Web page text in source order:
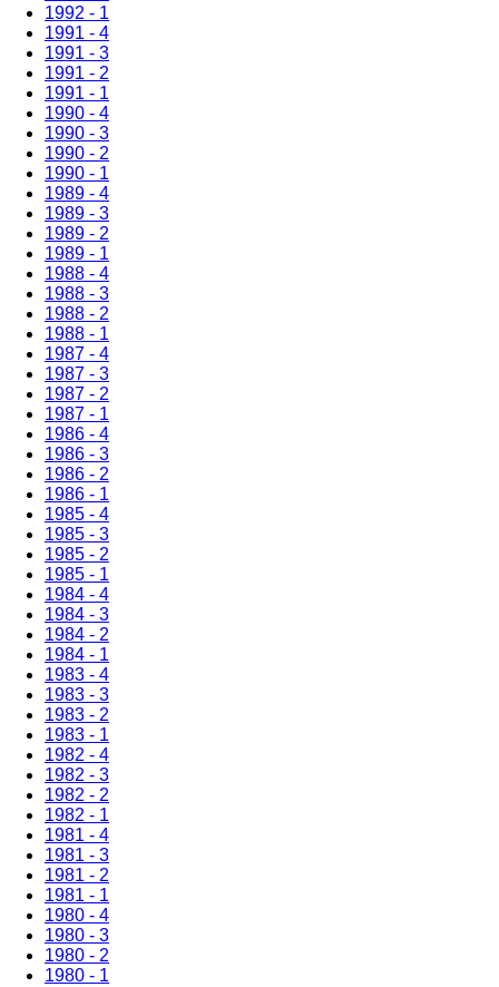
1992 - 1
1991 - 4
1991 - 3
1991 - 2
1991 - 1
1990 - 4
1990 - 3
1990 - 2
1990 - 1
1989 - 4
1989 - 3
1989 - 2
1989 - 1
1988 - 4
1988 - 3
1988 - 2
1988 - 1
1987 - 4
1987 - 3
1987 - 2
1987 - 1
1986 - 4
1986 - 3
1986 - 2
1986 - 1
1985 - 4
1985 - 3
1985 - 2
1985 - 1
1984 - 4
1984 - 3
1984 - 2
1984 - 1
1983 - 4
1983 - 3
1983 - 2
1983 - 1
1982 - 4
1982 - 3
1982 - 2
1982 - 1
1981 - 4
1981 - 3
1981 - 2
1981 - 1
1980 - 4
1980 - 3
1980 - 2
1980 - 1